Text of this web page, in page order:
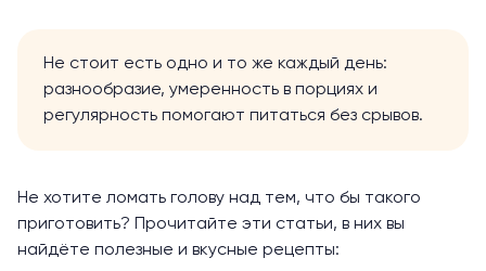
Не стоит есть одно и то же каждый день:
разнообразие, умеренность в порциях и
регулярность помогают питаться без срывов.
Не хотите ломать голову над тем, что бы такого
приготовить? Прочитайте эти статьи, в них вы
найдёте полезные и вкусные рецепты: